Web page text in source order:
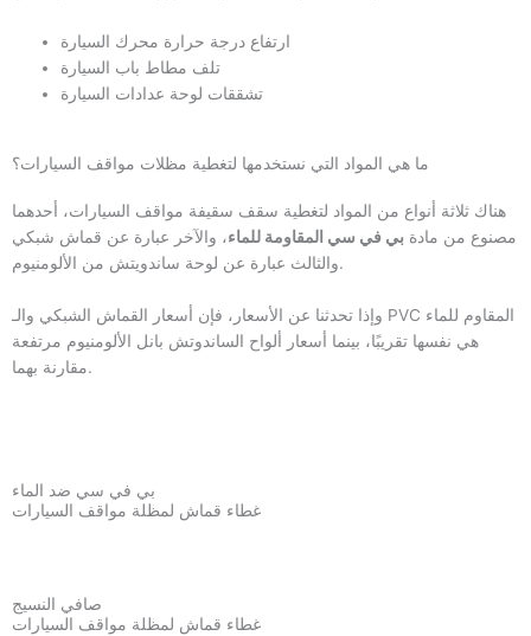
ارتفاع درجة حرارة محرك السيارة
تلف مطاط باب السيارة
تشققات لوحة عدادات السيارة
ما هي المواد التي نستخدمها لتغطية مظلات مواقف السيارات؟
هناك ثلاثة أنواع من المواد لتغطية سقف سقيفة مواقف السيارات، أحدهما
مصنوع من مادة بي في سي المقاومة للماء، والآخر عبارة عن قماش شبكي
والثالث عبارة عن لوحة ساندويتش من الألومنيوم.
وإذا تحدثنا عن الأسعار، فإن أسعار القماش الشبكي والـ PVC المقاوم للماء
هي نفسها تقريبًا، بينما أسعار ألواح الساندوتش بانل الألومنيوم مرتفعة
مقارنة بهما.
بي في سي ضد الماء
غطاء قماش لمظلة مواقف السيارات
صافي النسيج
غطاء قماش لمظلة مواقف السيارات